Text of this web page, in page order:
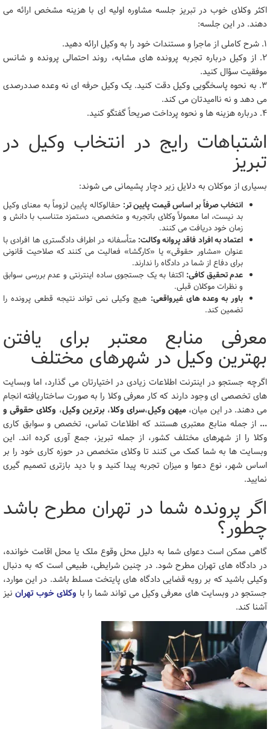
اکثر وکلای خوب در تبریز جلسه مشاوره اولیه ای با هزینه مشخص ارائه می
دهند. در این جلسه:
۱. شرح کاملی از ماجرا و مستندات خود را به وکیل ارائه دهید.
۲. از وکیل درباره تجربه پرونده های مشابه، روند احتمالی پرونده و شانس
موفقیت سؤال کنید.
۳. به نحوه پاسخگویی وکیل دقت کنید. یک وکیل حرفه ای نه وعده صددرصدی
می دهد و نه ناامیدتان می کند.
۴. درباره هزینه ها و نحوه پرداخت صریحاً گفتگو کنید.
اشتباهات رایج در انتخاب وکیل در
تبریز
بسیاری از موکلان به دلایل زیر دچار پشیمانی می شوند:
انتخاب صرفاً بر اساس قیمت پایین تر: حقالوکاله پایین لزوماً به معنای وکیل
بد نیست، اما معمولاً وکلای باتجربه و متخصص، دستمزد متناسب با دانش و
زمان خود دریافت می کنند.
اعتماد به افراد فاقد پروانه وکالت: متأسفانه در اطراف دادگستری ها افرادی با
عنوان «مشاور حقوقی» یا «کارگشا» فعالیت می کنند که صلاحیت قانونی
برای دفاع از شما در دادگاه را ندارند.
عدم تحقیق کافی: اکتفا به یک جستجوی ساده اینترنتی و عدم بررسی سوابق
و نظرات موکلان قبلی.
باور به وعده های غیرواقعی: هیچ وکیلی نمی تواند نتیجه قطعی پرونده را
تضمین کند.
معرفی منابع معتبر برای یافتن
بهترین وکیل در شهرهای مختلف
اگرچه جستجو در اینترنت اطلاعات زیادی در اختیارتان می گذارد، اما وبسایت
های تخصصی ای وجود دارند که کار معرفی وکلا را به صورت ساختاریافته انجام
می دهند. در این میان، میهن وکیل،سرای وکلا، برترین وکیل، وکلای حقوقی و
... از جمله منابع معتبری هستند که اطلاعات تماس، تخصص و سوابق کاری
وکلا را از شهرهای مختلف کشور، از جمله تبریز، جمع آوری کرده اند. این
وبسایت ها به شما کمک می کنند تا وکلای متخصص در حوزه کاری خود را بر
اساس شهر، نوع دعوا و میزان تجربه پیدا کنید و با دید بازتری تصمیم گیری
نمایید.
اگر پرونده شما در تهران مطرح باشد
چطور؟
گاهی ممکن است دعوای شما به دلیل محل وقوع ملک یا محل اقامت خوانده،
در دادگاه های تهران مطرح شود. در چنین شرایطی، طبیعی است که به دنبال
وکیلی باشید که بر رویه قضایی دادگاه های پایتخت مسلط باشد. در این موارد،
جستجو در وبسایت های معرفی وکیل می تواند شما را با وکلای خوب تهراننیز
آشنا کند.